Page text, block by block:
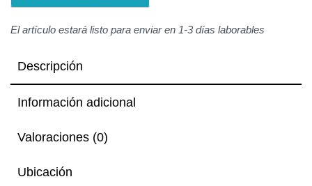
El artículo estará listo para enviar en 1-3 días laborables
Descripción
Información adicional
Valoraciones (0)
Ubicación